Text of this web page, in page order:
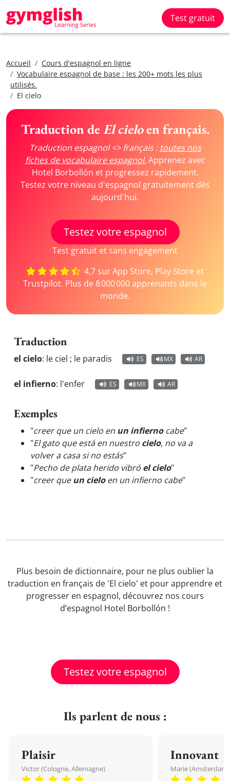
Test gratuit
Accueil
Cours d'espagnol en ligne
Vocabulaire espagnol de base : les 200+ mots les plus
utilisés.
El cielo
Traduction deEl cieloen français.
Traduction espagnol <> français : toutes nos
fiches de vocabulaire espagnol.Apprenez avec
Hotel Borbollón et progressez rapidement.
Testez votre niveau d'espagnol gratuitement dès
aujourd'hui.
Testez votre espagnol
Test gratuit et sans engagement
4,7 sur App Store, Play Store et
Trustpilot. Plus de 8 000 000 apprenants dans le
monde.
Traduction
el cielo: le ciel ; le paradis ES MX AR
el infierno: l'enfer ES MX AR
Exemples
"creer que un cielo en un infiernocabe"
"El gato que está en nuestro cielo, no va a
volver a casa si no estás"
"Pecho de plata herido vibró el cielo"
"creer queun cieloen un infierno cabe"
Plus besoin de dictionnaire, pour ne plus oublier la
traduction en français de 'El cielo' et pour apprendre et
progresser en espagnol, découvrez nos cours
d’espagnol Hotel Borbollón !
Testez votre espagnol
Ils parlent de nous :
Plaisir
Victor (Cologne, Allemagne)
Innovant
Marie (Amsterdam,